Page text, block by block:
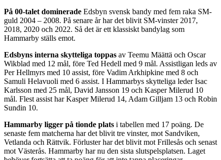
På 00-talet dominerade Edsbyn svensk bandy med fem raka SM-
guld 2004 – 2008. På senare år har det blivit SM-vinster 2017,
2018, 2020 och 2022. Så det är ett klassiskt bandylag som
Hammarby ställs emot.
Edsbyns interna skytteliga toppas av Teemu Määttä och Oscar
Wikblad med 12 mål, före Ted Hedell med 9 mål. Assistligan leds av
Per Hellmyrs med 10 assist, före Vadim Arkhipkine med 8 och
Samuli Helavuoli med 6 assist. I Hammarbys skytteliga leder Isac
Karlsson med 25 mål, David Jansson 19 och Kasper Milerud 10
mål. Flest assist har Kasper Milerud 14, Adam Gilljam 13 och Robin
Sundin 10.
Hammarby ligger på tionde plats i tabellen med 17 poäng. De
senaste fem matcherna har det blivit tre vinster, mot Sandviken,
Vetlanda och Rättvik. Förluster har det blivit mot Frillesås och senast
mot Västerås. Hammarby har nu den sista slutspelsplatsen. Laget